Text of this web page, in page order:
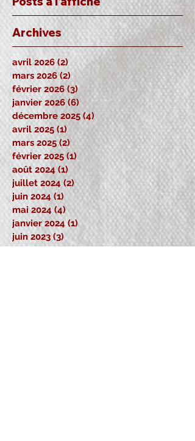
Archives
avril 2026 (2)2 posts
mars 2026 (2) 2 posts
février 2026 (3)3 posts
janvier 2026 (6) 6 posts
décembre 2025 (4) 4 posts
avril 2025 (1) 1 post
mars 2025 (2)2 posts
février 2025 (1)1 post
août 2024 (1) 1 post
juillet 2024 (2)2 posts
juin 2024 (1)1 post
mai 2024 (4)4 posts
janvier 2024 (1)1 post
juin 2023 (3)3 posts
mai 2023 (1)1 post